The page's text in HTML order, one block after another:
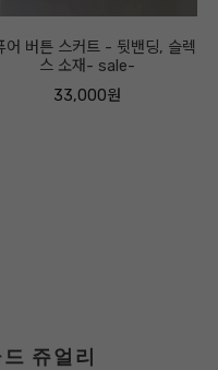
어 버튼 스커트 - 뒷밴딩, 슬렉
스 소재- sale-
33,000원
쥬얼리